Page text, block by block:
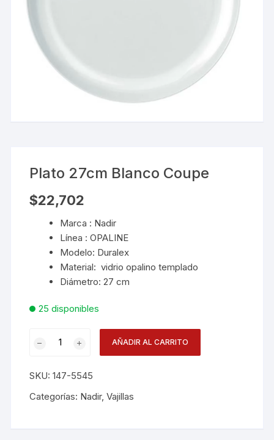
Plato 27cm Blanco Coupe
$22,702
Marca : Nadir
Línea : OPALINE
Modelo: Duralex
Material: vidrio opalino templado
Diámetro: 27 cm
25 disponibles
Coupe
cantidad
AÑADIR AL CARRITO
SKU:147-5545
Categorías: Nadir,Vajillas